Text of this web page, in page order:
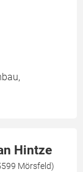
Hintze
Mörsfeld)